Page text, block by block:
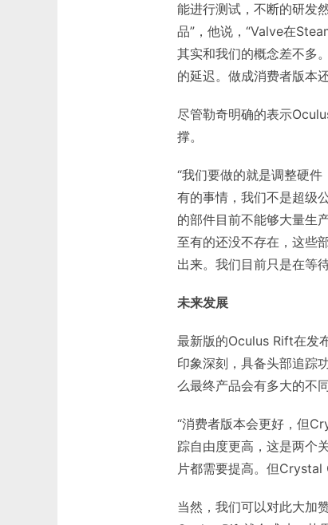
能进行测试，不断的研发
品”，他说，“Valve在
其实和我们的概念差不多
的延迟。做成消费者版本
尽管勒奇明确的表示
撑。
“我们要做的就是调整硬
有的事情，我们不是超级
的部件目前不能够大量生
至有的还没不存在，这些
出来。我们目前只是在等
未来发展
最新版的Oculus Rift在发
印象深刻，具备头部追踪
么最终产品会有多大的不
“消费者版本会更好，但
踪自由度更高，这是两个
片都需要提高。但Crystal
当然，我们可以对此大加